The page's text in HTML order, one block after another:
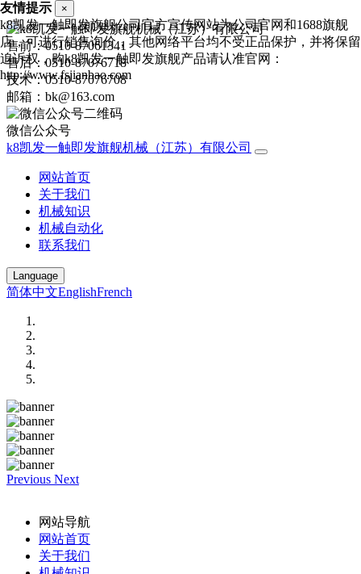
售前：0510-87061341
售后：0510-87076718
技术：0510-87076708
邮箱：bk@163.com
微信公众号
k8凯发一触即发旗舰机械（江苏）有限公司
网站首页
关于我们
机械知识
机械自动化
联系我们
Language
简体中文EnglishFrench
Previous Next
网站导航
网站首页
关于我们
友情提示 ×
k8凯发一触即发旗舰公司官方宣传网站为公司官网和1688旗舰
店，可进行销售询价，其他网络平台均不受正品保护，并将保留
追诉权，购k8凯发一触即发旗舰产品请认准官网：
http://www.fsjianbao.com